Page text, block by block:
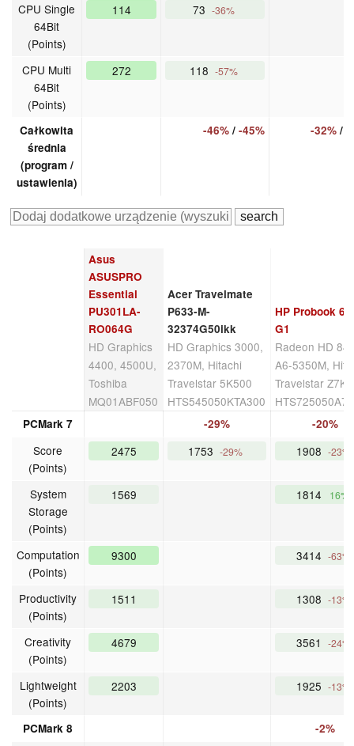
CPU Single
64Bit
(Points)
114 73 -36%
CPU Multi
64Bit
(Points)
272 118 -57%
Całkowita
średnia
(program /
ustawienia)
-46%/ -45% -32%/
Asus
ASUSPRO
Essential
PU301LA-
RO064G
HD Graphics
4400, 4500U,
Toshiba
MQ01ABF050
Acer Travelmate
P633-M-
32374G50ikk
HD Graphics 3000,
2370M, Hitachi
Travelstar 5K500
HTS545050KTA300
HP Probook
G1
Radeon HD
A6-5350M,
Travelstar
PCMark 7 -29% -20%
Score
(Points)
2475 1753 -29% 1908 -23%
System
Storage
(Points)
1569 1814 16%
Computation
(Points)
9300 3414 -63%
Productivity
(Points)
1511 1308 -13%
Creativity
(Points)
4679 3561 -24%
Lightweight
(Points)
2203 1925 -13%
PCMark 8 -2%